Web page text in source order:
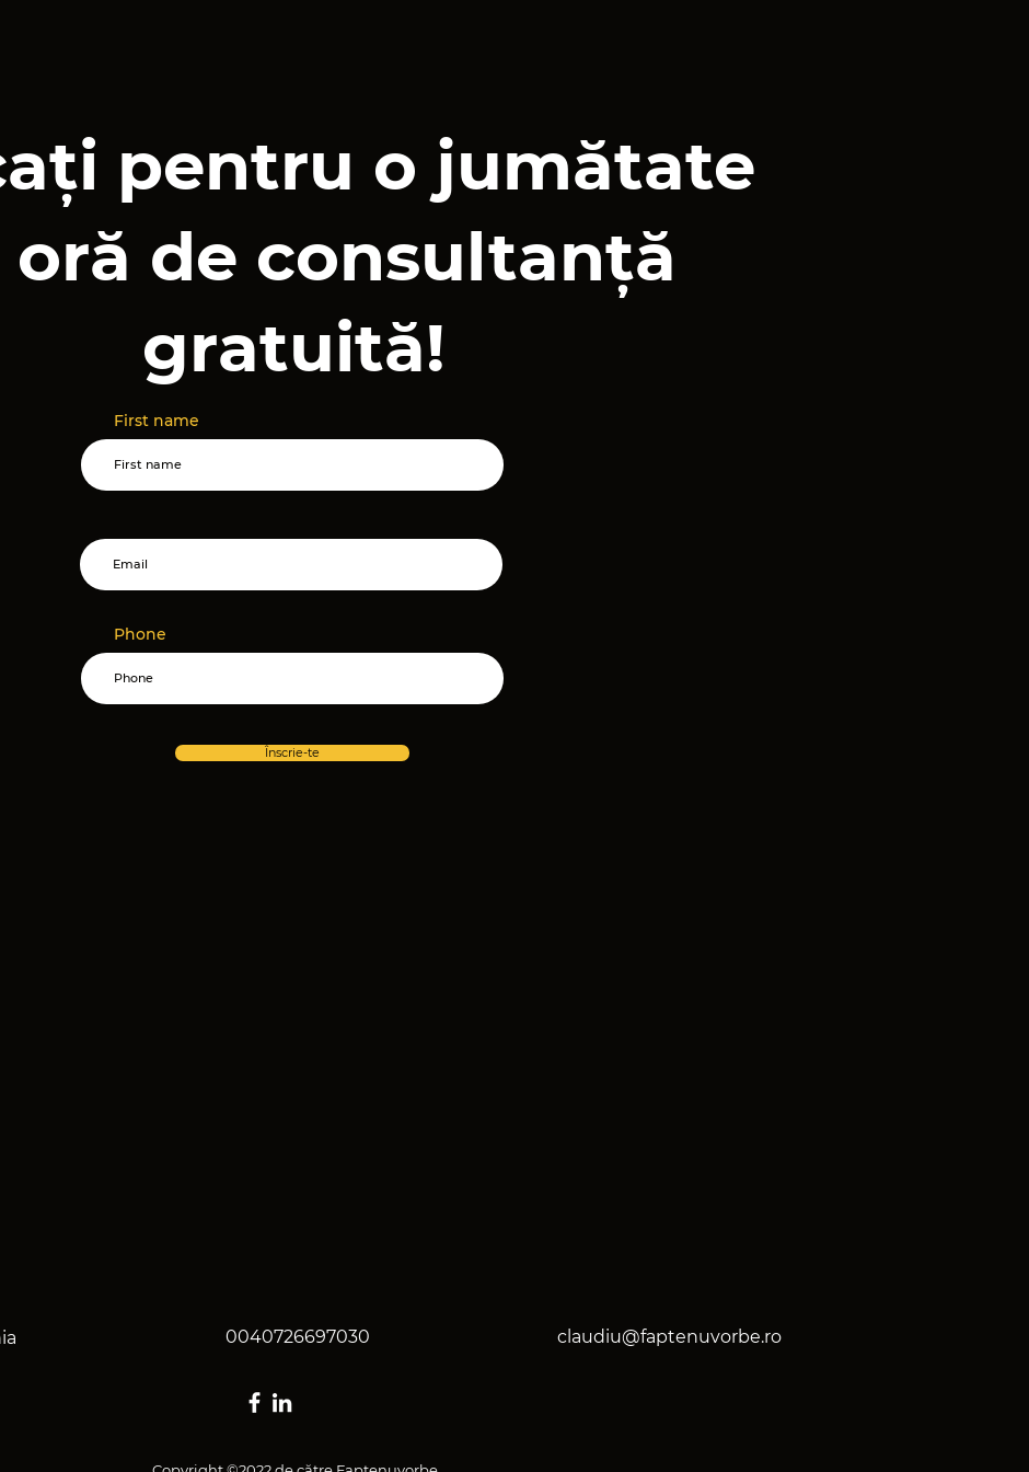
pentru o jumătate
oră de consultanță
gratuită!
First name
Phone
Înscrie-te
0040726697030 claudiu@faptenuvorbe.ro